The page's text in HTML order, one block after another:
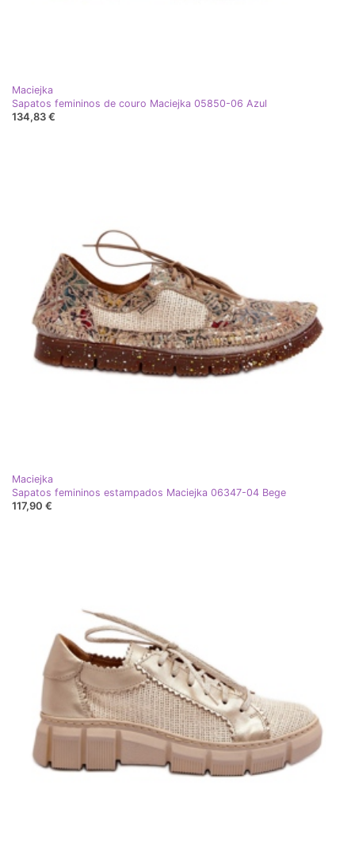
Maciejka
Sapatos femininos de couro Maciejka 05850-06 Azul
134,83 €
Maciejka
Sapatos femininos estampados Maciejka 06347-04 Bege
117,90 €